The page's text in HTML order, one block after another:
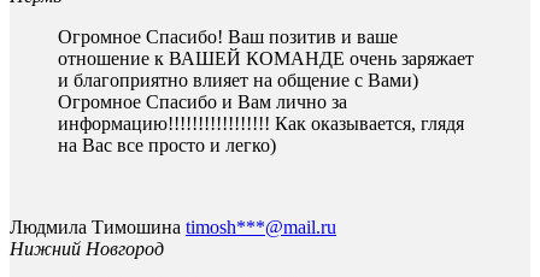
Огромное Спасибо! Ваш позитив и ваше
отношение к ВАШЕЙ КОМАНДЕ очень заряжает
и благоприятно влияет на общение с Вами)
Огромное Спасибо и Вам лично за
информацию!!!!!!!!!!!!!!!!! Как оказывается, глядя
на Вас все просто и легко)
Людмила Тимошина timosh***@mail.ru
Нижний Новгород